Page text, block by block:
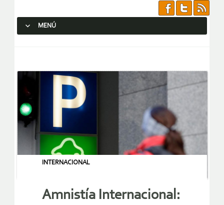
MENÚ
INTERNACIONAL
Amnistía Internacional: